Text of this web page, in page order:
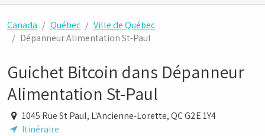
Canada Québec
Ville de Québec
Dépanneur Alimentation St-Paul
Guichet Bitcoin dans Dépanneur
Alimentation St-Paul
1045 Rue St Paul, L'Ancienne-Lorette, QC G2E 1Y4
Itinéraire